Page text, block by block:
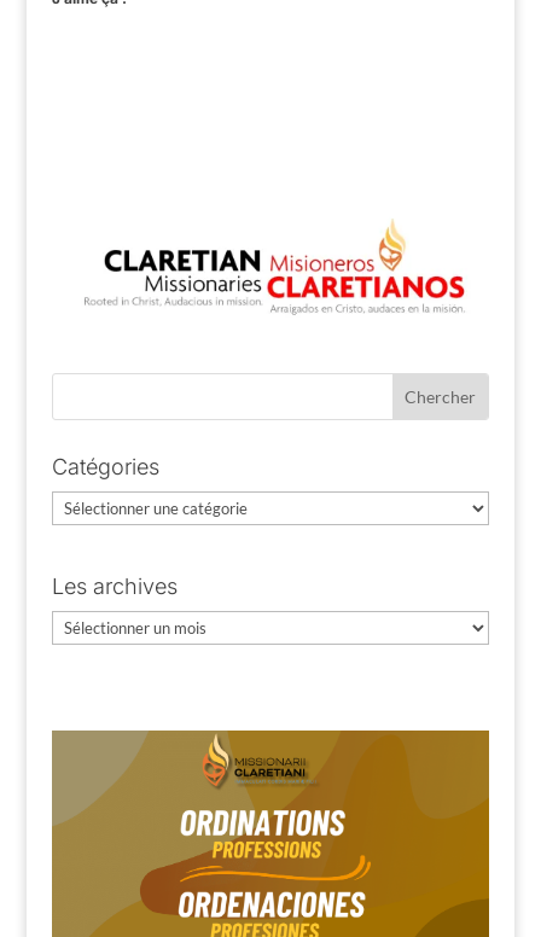
Catégories
Catégories
Les archives
Les